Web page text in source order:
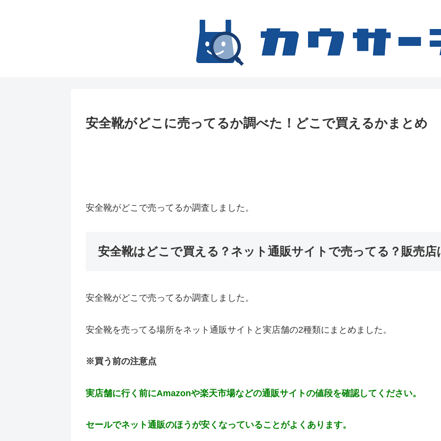
安全靴がどこに売ってるか調べた！どこで買えるかまとめ
安全靴がどこで売ってるか調査しました。
安全靴はどこで買える？ネット通販サイトで売ってる？販売店
安全靴がどこで売ってるか調査しました。
安全靴を売ってる場所をネット通販サイトと実店舗の2種類にまとめました。
※買う前の注意点
実店舗に行く前にAmazonや楽天市場などの通販サイトの値段を確認してください。
セールでネット通販のほうが安くなっていることがよくあります。